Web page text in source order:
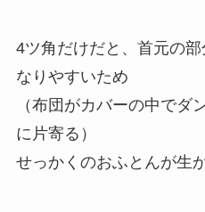
4ツ角だけだと、首元の
なりやすいため
（布団がカバーの中でダ
に片寄る）
せっかくのおふとんが生